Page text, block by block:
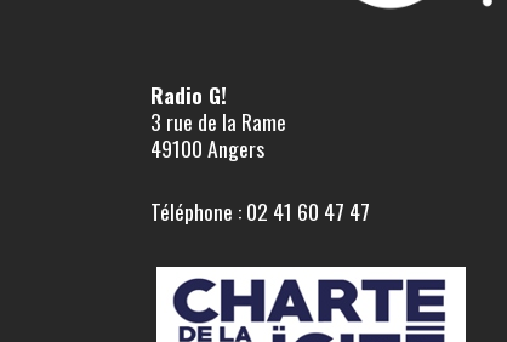
Radio G!
3 rue de la Rame
49100 Angers
Téléphone : 02 41 60 47 47